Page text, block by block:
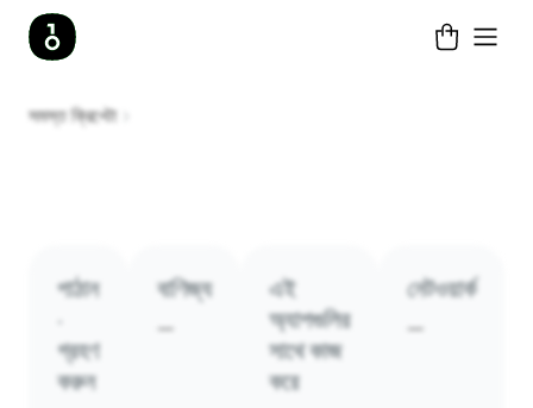
সমস্ত ক্রিপ্টো
পাঠান
গ্রহণ
করুন
বাণিজ্য
—
এই
অ্যাপগুলির
সাথে কাজ
করে
নেটওয়ার্ক
—